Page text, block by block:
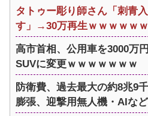
タトゥー彫り師さん「刺青
す」→30万再生ｗｗｗｗｗｗ
高市首相、公用車を3000万
SUVに変更ｗｗｗｗｗｗｗ
防衛費、過去最大の約8兆9
膨張、迎撃用無人機・AIなど